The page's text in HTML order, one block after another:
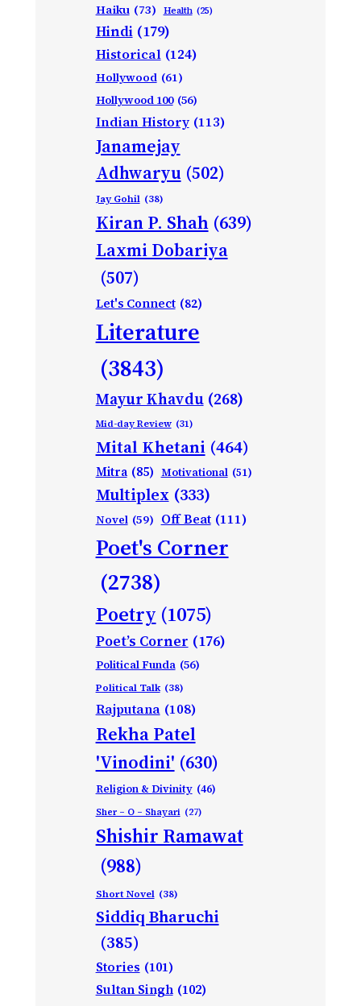
Haiku (73) Health (25)
Hindi (179)
Historical (124)
Hollywood (61)
Hollywood 100 (56)
Indian History (113)
Janamejay
Adhwaryu (502)
Jay Gohil (38)
Kiran P. Shah (639)
Laxmi Dobariya
(507)
Let's Connect (82)
Literature
(3843)
Mayur Khavdu (268)
Mid-day Review (31)
Mital Khetani (464)
Mitra (85) Motivational (51)
Multiplex (333)
Novel (59) Off Beat (111)
Poet's Corner
(2738)
Poetry (1075)
Poet’s Corner (176)
Political Funda (56)
Political Talk (38)
Rajputana (108)
Rekha Patel
'Vinodini' (630)
Religion & Divinity (46)
Sher – O – Shayari (27)
Shishir Ramawat
(988)
Short Novel (38)
Siddiq Bharuchi
(385)
Stories (101)
Sultan Singh (102)